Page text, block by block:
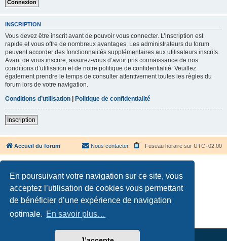
En poursuivant votre navigation sur ce site, vous
acceptez l’utilisation de cookies vous permettant
de bénéficier d’une expérience de navigation
optimale. En savoir plus…
INSCRIPTION
Vous devez être inscrit avant de pouvoir vous connecter. L’inscription est
rapide et vous offre de nombreux avantages. Les administrateurs du forum
peuvent accorder des fonctionnalités supplémentaires aux utilisateurs inscrits.
Avant de vous inscrire, assurez-vous d’avoir pris connaissance de nos
conditions d’utilisation et de notre politique de confidentialité. Veuillez
également prendre le temps de consulter attentivement toutes les règles du
forum lors de votre navigation.
Conditions d’utilisation
Politique de confidentialité
Inscription
Accueil du forum Fuseau horaire sur UTC+02:00
Nous contacter
Développé parphpBB® Forum Software © phpBB Limited
Confidentialité